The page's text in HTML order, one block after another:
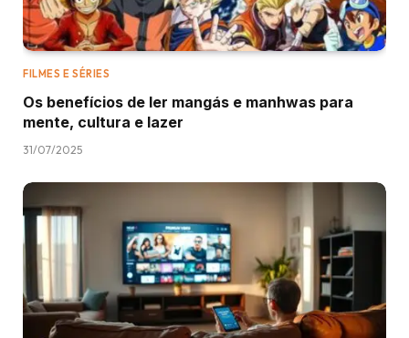
FILMES E SÉRIES
Os benefícios de ler mangás e manhwas para
mente, cultura e lazer
31/07/2025